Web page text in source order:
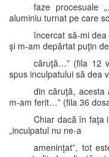
faze procesuale
aluminiu turnat pe care
încercat să-mi
şi m-am depărtat puţin de
căruţă…” (fila 12
spus inculpatului să dea
din căruţă,
m-am ferit…” (fila 36
Chiar dacă în faţa
„inculpatul nu ne-a
ameninţat”, tot